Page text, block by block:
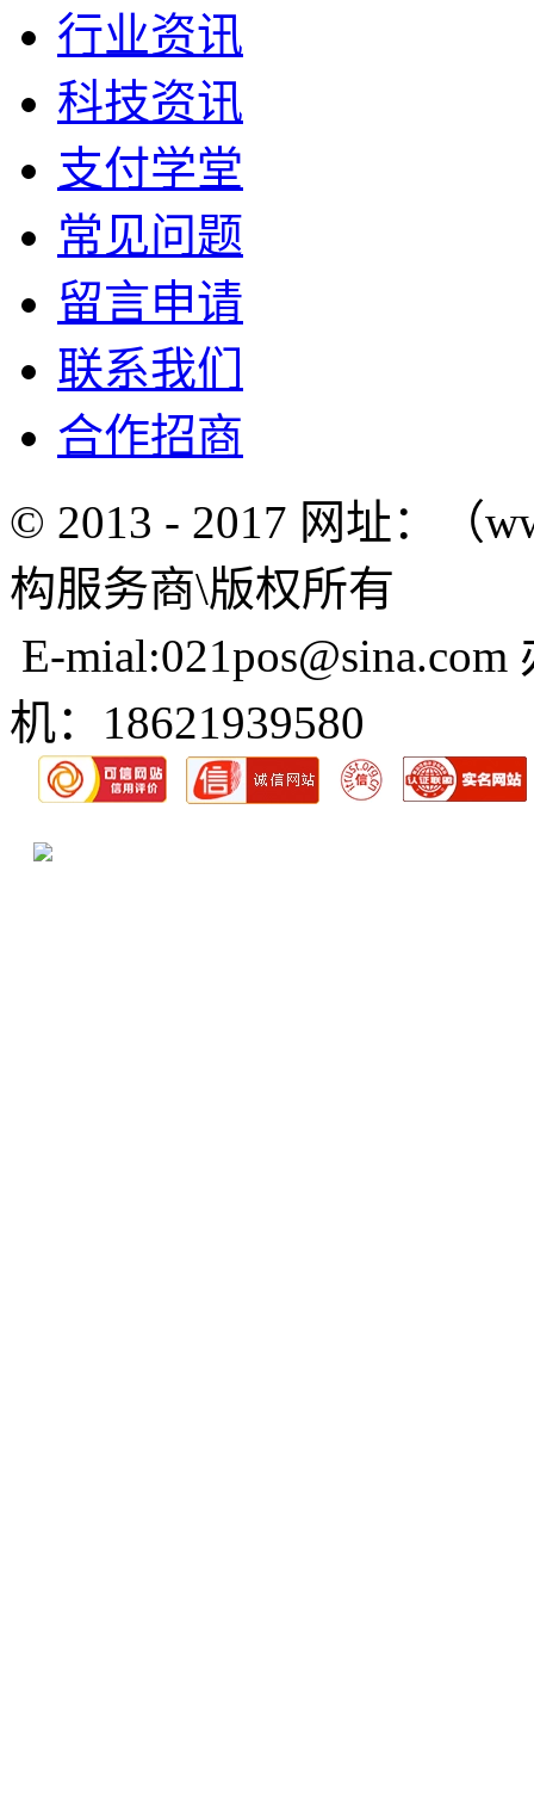
行业资讯
科技资讯
支付学堂
常见问题
留言申请
联系我们
合作招商
© 2013 - 2017 网址：（
构服务商\版权所有
E-mial:021pos@sina.com
机：18621939580